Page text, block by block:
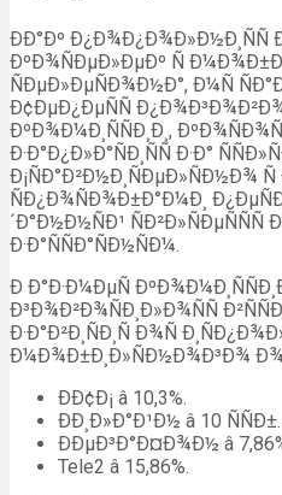
ÐÐ°Ðº Ð¿Ð¾Ð¿Ð¾Ð»Ð½Ð¸ÑÑ
ÐºÐ¾ÑÐµÐ»ÐµÐº Ñ
ÑÐµÐ»ÐµÑÐ¾Ð½Ð°, Ð¼Ñ
Ð¢ÐµÐ¿ÐµÑÑ
ÐºÐ¾Ð¼Ð¸ÑÑÐ¸Ð¸,
Ð·Ð°Ð¿Ð»Ð°ÑÐ¸ÑÑ Ð·Ð°
Ð¡ÑÐ°Ð²Ð½Ð¸ÑÐµÐ»ÑÐ½Ð¾ Ñ
ÑÐ¿Ð¾ÑÐ¾Ð±Ð°Ð¼Ð¸
´Ð°Ð½Ð½ÑÐ¹ ÑÐ²Ð»ÑÐµÑÑÑ
Ð·Ð°ÑÑÐ°ÑÐ½ÑÐ¼.
Ð Ð°Ð·Ð¼ÐµÑ
Ð³Ð¾Ð²Ð¾ÑÐ¸Ð»Ð¾ÑÑ
Ð·Ð°Ð²Ð¸ÑÐ¸Ñ Ð¾Ñ
Ð¼Ð¾Ð±Ð¸Ð»ÑÐ½Ð¾Ð³Ð¾
ÐÐ¢Ð¡ â 10,3%.
ÐÐ¸Ð»Ð°Ð¹Ð½ â 10 ÑÑÐ±.
ÐÐµÐ³Ð°Ð¤Ð¾Ð½ â
Tele2 â 15,86%.